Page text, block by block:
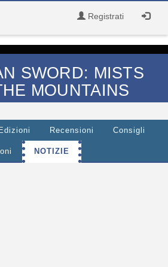
Registrati
SWORD: MISTS
MOUNTAINS
Edizioni Recensioni Consigli
NOTIZIE